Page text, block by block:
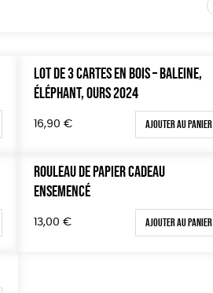
LOT DE 3 CARTES EN BOIS – BALEINE,
ÉLÉPHANT, OURS 2024
16,90 € Ajouter au panier
ROULEAU DE PAPIER CADEAU
ENSEMENCÉ
13,00 € Ajouter au panier